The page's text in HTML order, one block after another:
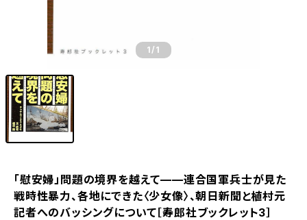
1 /1
「慰安婦」問題の境界を越えて——連合国軍兵士が見た
戦時性暴力、各地にできた〈少女像〉、朝日新聞と植村元
記者へのバッシングについて［寿郎社ブックレット3］